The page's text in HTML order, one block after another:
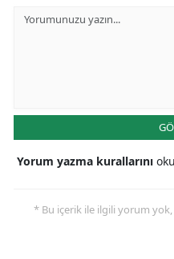
Yorum yazma kurallarını
* Bu içerik ile ilgili yorum yok,